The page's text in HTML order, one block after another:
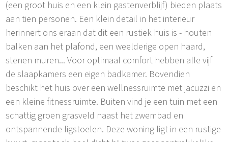
(een groot huis en een klein gastenverblijf) bieden plaats
aan tien personen. Een klein detail in het interieur
herinnert ons eraan dat dit een rustiek huis is - houten
balken aan het plafond, een weelderige open haard,
stenen muren... Voor optimaal comfort hebben alle vijf
de slaapkamers een eigen badkamer. Bovendien
beschikt het huis over een wellnessruimte met jacuzzi en
een kleine fitnessruimte. Buiten vind je een tuin met een
schattig groen grasveld naast het zwembad en
ontspannende ligstoelen. Deze woning ligt in een rustige